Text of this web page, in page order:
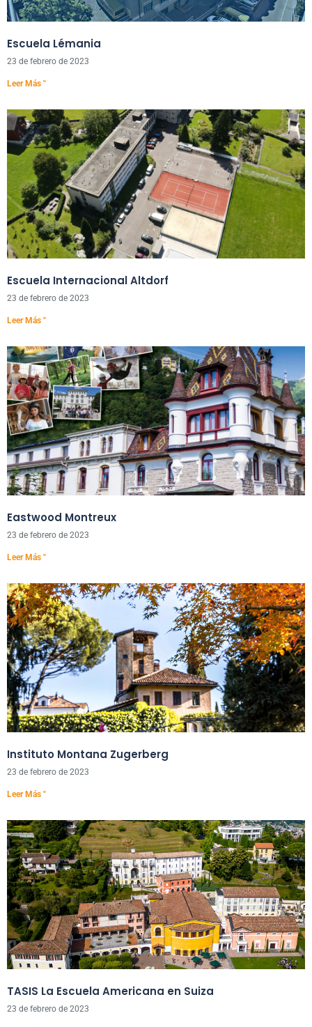
Escuela Lémania
23 de febrero de 2023
Leer Más "
Escuela Internacional Altdorf
23 de febrero de 2023
Leer Más "
Eastwood Montreux
23 de febrero de 2023
Leer Más "
Instituto Montana Zugerberg
23 de febrero de 2023
Leer Más "
TASIS La Escuela Americana en Suiza
23 de febrero de 2023